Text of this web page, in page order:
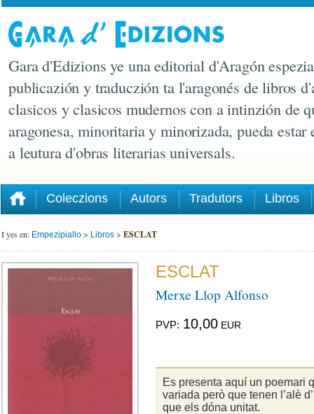
Gara d'Edizions ye una editorial d'Aragón
publicazión y traduczión ta l'aragonés de libros
clasicos y clasicos mudernos con a intinzión de
aragonesa, minoritaria y minorizada, pueda estar
a leutura d'obras literarias universals.
Coleczions Autors Tradutors Libros
I yes en: Empezipiallo > Libros > ESCLAT
ESCLAT
Merxe Llop Alfonso
PVP: 10,00 EUR
Es presenta aquí un poemari
variada però que tenen l’alè
que els dóna unitat.